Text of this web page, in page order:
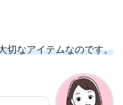
切なアイテムなのです。